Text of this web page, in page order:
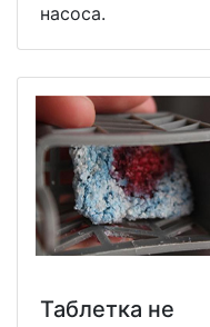
насоса.
Таблетка не